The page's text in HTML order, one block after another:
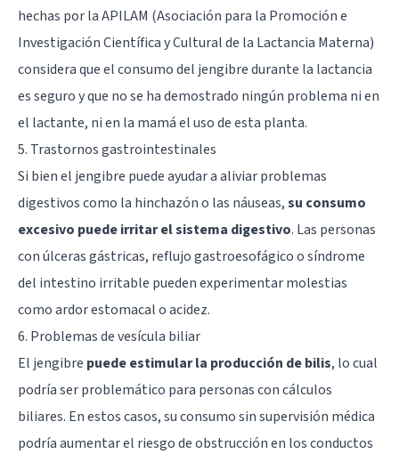
hechas por la APILAM (Asociación para la Promoción e
Investigación Científica y Cultural de la Lactancia Materna)
considera que el consumo del jengibre durante la lactancia
es seguro y que no se ha demostrado ningún problema ni en
el lactante, ni en la mamá el uso de esta planta.
5. Trastornos gastrointestinales
Si bien el jengibre puede ayudar a aliviar problemas
digestivos como la hinchazón o las náuseas,su consumo
excesivo puede irritar el sistema digestivo. Las personas
con úlceras gástricas, reflujo gastroesofágico o síndrome
del intestino irritable pueden experimentar molestias
como ardor estomacal o acidez.
6. Problemas de vesícula biliar
El jengibre puede estimular la producción de bilis, lo cual
podría ser problemático para personas con cálculos
biliares. En estos casos, su consumo sin supervisión médica
podría aumentar el riesgo de obstrucción en los conductos